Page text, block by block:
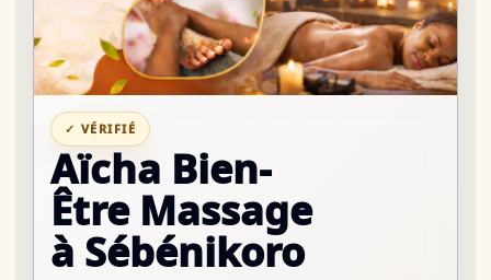
✓ VÉRIFIÉ
Aïcha Bien-
Être Massage
à Sébénikoro